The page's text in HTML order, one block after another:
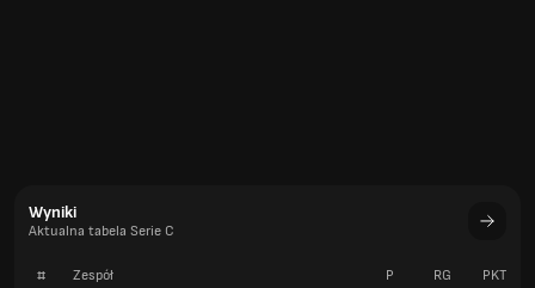
Wyniki
Aktualna tabela Serie C
# Zespół P RG PKT